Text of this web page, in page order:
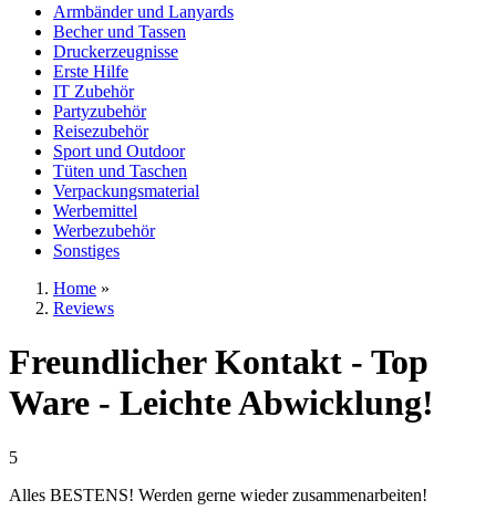
Armbänder und Lanyards
Becher und Tassen
Druckerzeugnisse
Erste Hilfe
IT Zubehör
Partyzubehör
Reisezubehör
Sport und Outdoor
Tüten und Taschen
Verpackungsmaterial
Werbemittel
Werbezubehör
Sonstiges
Home »
Reviews
Freundlicher Kontakt - Top
Ware - Leichte Abwicklung!
5
Alles BESTENS! Werden gerne wieder zusammenarbeiten!